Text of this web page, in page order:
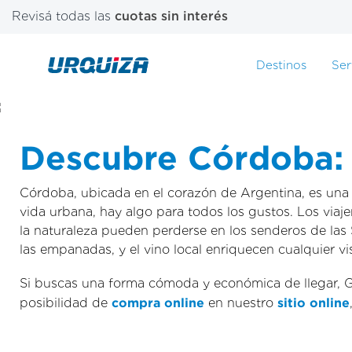
Revisá todas las cuotas sin interés
Destinos
Descubre
Córdoba, ubicada en el corazón de Argentina, es
vida urbana, hay algo para todos los gustos. Los
la naturaleza pueden perderse en los senderos de
las empanadas, y el vino local enriquecen cualquier
Si buscas una forma cómoda y económica de llegar,
posibilidad de compra online en nuestro sitio online